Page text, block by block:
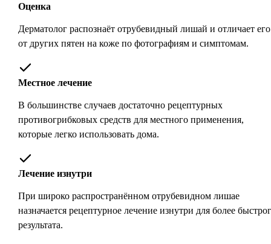
Оценка
Дерматолог распознаёт отрубевидный лишай и отличает его
от других пятен на коже по фотографиям и симптомам.
Местное лечение
В большинстве случаев достаточно рецептурных
противогрибковых средств для местного применения,
которые легко использовать дома.
Лечение изнутри
При широко распространённом отрубевидном лишае
назначается рецептурное лечение изнутри для более
результата.